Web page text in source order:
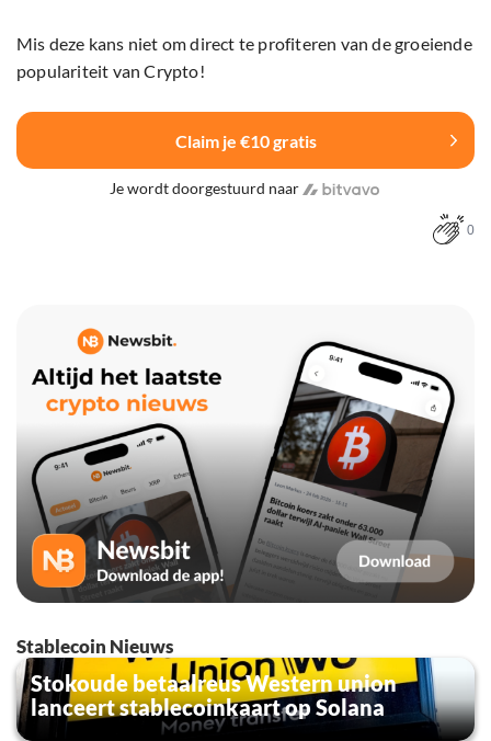
Mis deze kans niet om direct te profiteren van de groeiende
populariteit van Crypto!
Claim je €10 gratis
Je wordt doorgestuurd naar
0
Stablecoin Nieuws
Stokoude betaalreus Western union
lanceert stablecoinkaart op Solana